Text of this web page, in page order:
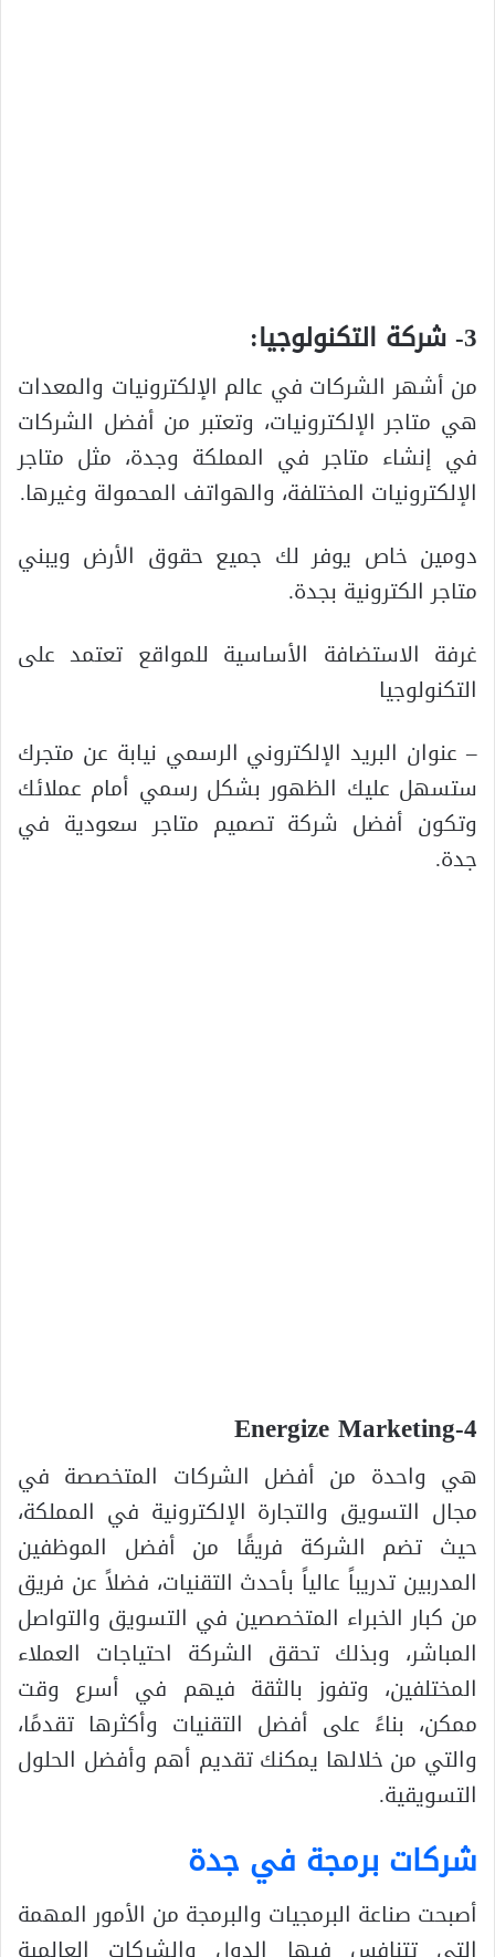
3- شركة التكنولوجيا:
من أشهر الشركات في عالم الإلكترونيات والمعدات
هي متاجر الإلكترونيات، وتعتبر من أفضل الشركات
في إنشاء متاجر في المملكة وجدة، مثل متاجر
الإلكترونيات المختلفة، والهواتف المحمولة وغيرها.
دومين خاص يوفر لك جميع حقوق الأرض ويبني
متاجر الكترونية بجدة.
غرفة الاستضافة الأساسية للمواقع تعتمد على
التكنولوجيا
– عنوان البريد الإلكتروني الرسمي نيابة عن متجرك
ستسهل عليك الظهور بشكل رسمي أمام عملائك
وتكون أفضل شركة تصميم متاجر سعودية في
جدة.
Energize Marketing-4
هي واحدة من أفضل الشركات المتخصصة في
مجال التسويق والتجارة الإلكترونية في المملكة،
حيث تضم الشركة فريقًا من أفضل الموظفين
المدربين تدريباً عالياً بأحدث التقنيات، فضلاً عن فريق
من كبار الخبراء المتخصصين في التسويق والتواصل
المباشر، وبذلك تحقق الشركة احتياجات العملاء
المختلفين، وتفوز بالثقة فيهم في أسرع وقت
ممكن، بناءً على أفضل التقنيات وأكثرها تقدمًا،
والتي من خلالها يمكنك تقديم أهم وأفضل الحلول
التسويقية.
شركات برمجة في جدة
أصبحت صناعة البرمجيات والبرمجة من الأمور المهمة